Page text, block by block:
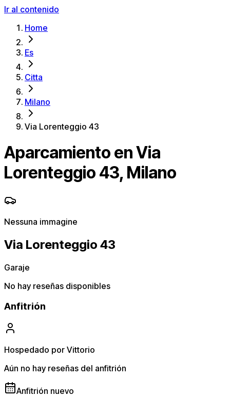
Ir al contenido
Home
Es
Citta
Milano
Via Lorenteggio 43
Aparcamiento en Via
Lorenteggio 43, Milano
Nessuna immagine
Via Lorenteggio 43
Garaje
No hay reseñas disponibles
Anfitrión
Hospedado por Vittorio
Aún no hay reseñas del anfitrión
Anfitrión nuevo